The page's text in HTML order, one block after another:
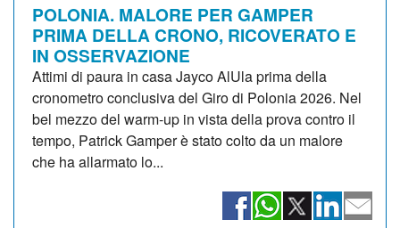
POLONIA. MALORE PER GAMPER
PRIMA DELLA CRONO, RICOVERATO E
IN OSSERVAZIONE
Attimi di paura in casa Jayco AlUla prima della
cronometro conclusiva del Giro di Polonia 2026. Nel
bel mezzo del warm-up in vista della prova contro il
tempo, Patrick Gamper è stato colto da un malore
che ha allarmato lo...